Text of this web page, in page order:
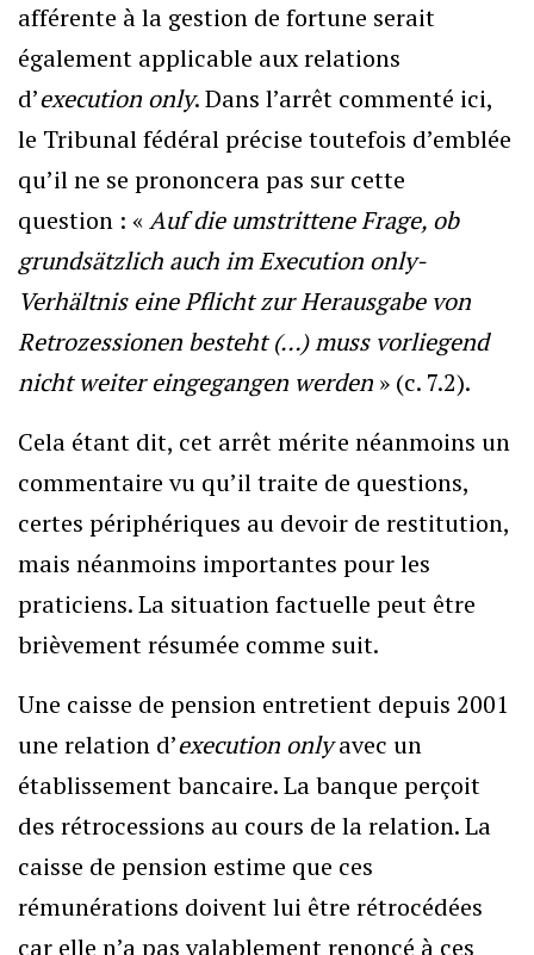
afférente à la gestion de fortune serait
également applicable aux relations
d’execution only. Dans l’arrêt commenté ici,
le Tribunal fédéral précise toutefois d’emblée
qu’il ne se prononcera pas sur cette
question : «Auf die umstrittene Frage, ob
grundsätzlich auch im Execution only-
Verhältnis eine Pflicht zur Herausgabe von
Retrozessionen besteht (…) muss vorliegend
nicht weiter eingegangen werden » (c. 7.2).
Cela étant dit, cet arrêt mérite néanmoins un
commentaire vu qu’il traite de questions,
certes périphériques au devoir de restitution,
mais néanmoins importantes pour les
praticiens. La situation factuelle peut être
brièvement résumée comme suit.
Une caisse de pension entretient depuis 2001
une relation d’execution onlyavec un
établissement bancaire. La banque perçoit
des rétrocessions au cours de la relation. La
caisse de pension estime que ces
rémunérations doivent lui être rétrocédées
car elle n’a pas valablement renoncé à ces